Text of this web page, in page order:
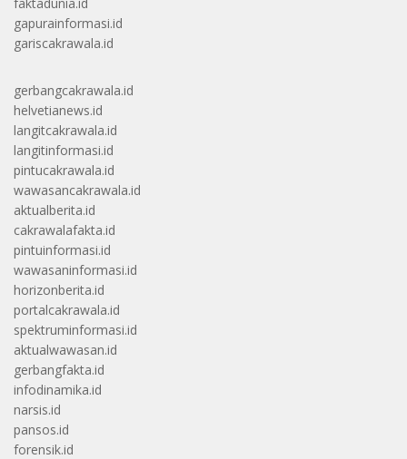
gapurainformasi.id
gariscakrawala.id
gerbangcakrawala.id
helvetianews.id
langitcakrawala.id
langitinformasi.id
pintucakrawala.id
wawasancakrawala.id
aktualberita.id
cakrawalafakta.id
pintuinformasi.id
wawasaninformasi.id
horizonberita.id
portalcakrawala.id
spektruminformasi.id
aktualwawasan.id
gerbangfakta.id
infodinamika.id
narsis.id
pansos.id
forensik.id